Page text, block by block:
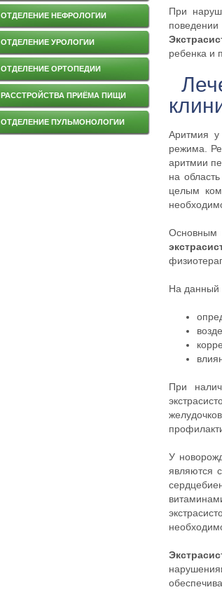
При
ребенка и
Аритмия у
режима.
аритмии
на
целым
Основным
На данный
При
У
являются
ОТДЕЛЕНИЕ НЕФРОЛОГИИ
ОТДЕЛЕНИЕ УРОЛОГИИ
ОТДЕЛЕНИЕ ОРТОПЕДИИ
РАССТРОЙСТВА ПРИЁМА ПИЩИ
ОТДЕЛЕНИЕ ПУЛЬМОНОЛОГИИ